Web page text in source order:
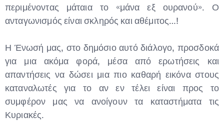
περιμένοντας μάταια το «μάνα εξ ουρανού». Ο
ανταγωνισμός είναι σκληρός και αθέμιτος…!
Η Ένωσή μας, στο δημόσιο αυτό διάλογο, προσδοκά
για μια ακόμα φορά, μέσα από ερωτήσεις και
απαντήσεις να δώσει μια πιο καθαρή εικόνα στους
καταναλωτές για το αν εν τέλει είναι προς το
συμφέρον μας να ανοίγουν τα καταστήματα τις
Κυριακές.